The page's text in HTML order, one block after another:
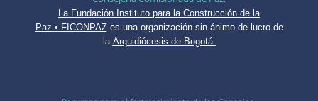
La Fundación Instituto para la Construcción de la
Paz • FICONPAZ es una organización sin ánimo de lucro de
la Arquidiócesis de Bogotá